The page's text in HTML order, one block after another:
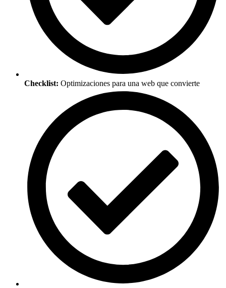
Checklist: Optimizaciones para una web que convierte